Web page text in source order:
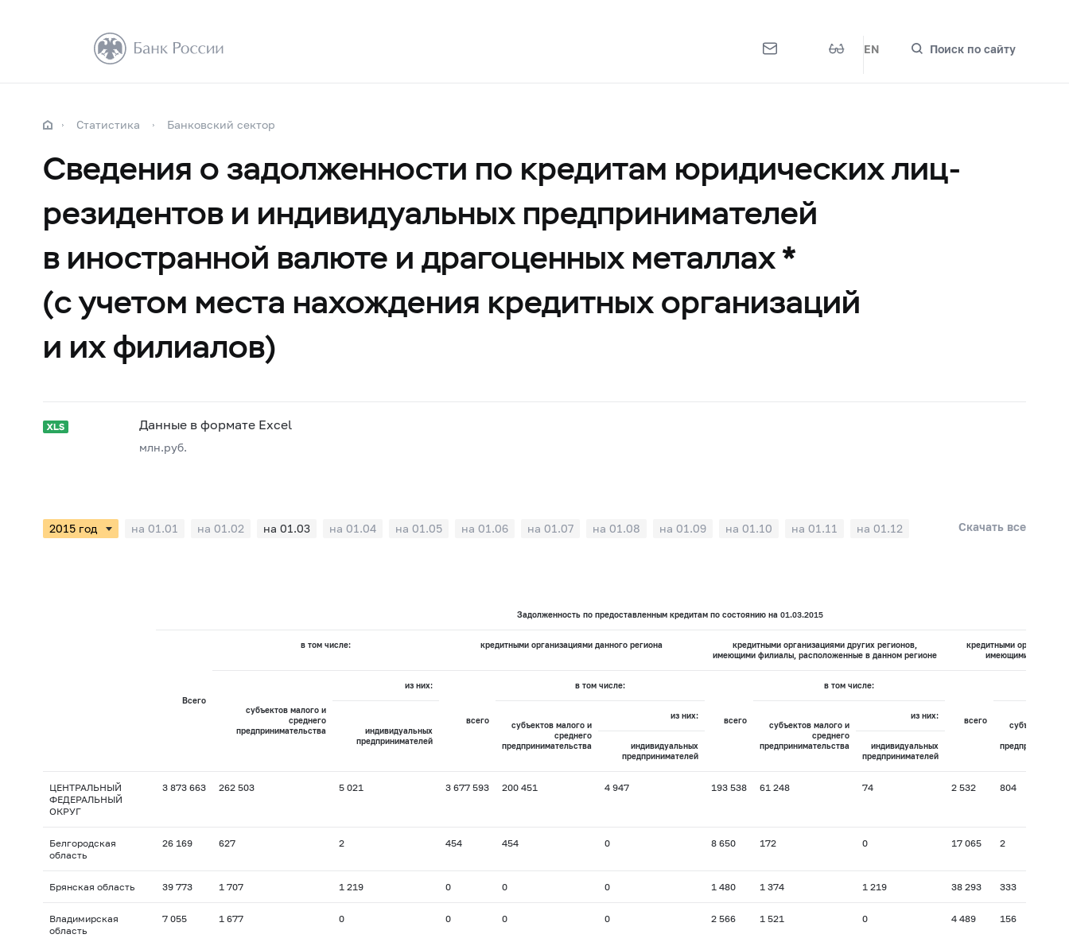
EN Поиск по сайту
Статистика Банковский сектор
Сведения о задолженности по кредитам юридических лиц-
резидентов и индивидуальных предпринимателей
в иностранной валюте и драгоценных металлах *
(с учетом места нахождения кредитных организаций
и их филиалов)
Данные в формате Excel
млн.руб.
на 01.01 на 01.02 на 01.03 на 01.04 на 01.05 на 01.06 на 01.07 на 01.08 на 01.09 на 01.10 на 01.11 на 01.12 Скачать все
Задолженность по предоставленным кредитам по состоянию на 01.03.2015
Всего
в том числе: кредитными организациями данного региона
кредитными организациями других регионов,
имеющими филиалы, расположенные в данном регионе
кредитными
имеющими
субъектов малого и
среднего
предпринимательства
из них:
всего
в том числе:
всего
в том числе:
всего
индивидуальных
предпринимателей
субъектов малого и
среднего
предпринимательства
из них:
субъектов малого и
среднего
предпринимательства
из них:
субъектов
индивидуальных
предпринимателей
индивидуальных
предпринимателей
ЦЕНТРАЛЬНЫЙ
ФЕДЕРАЛЬНЫЙ
ОКРУГ
3 873 663 262 503 5 021 3 677 593 200 451 4 947 193 538 61 248 74 2 532 804
Белгородская
область
26 169 627 2 454 454 0 8 650 172 0 17 065 2
Брянская область 39 773 1 707 1 219 0 0 0 1 480 1 374 1 219 38 293 333
Владимирская
область
7 055 1 677 0 0 0 0 2 566 1 521 0 4 489 156